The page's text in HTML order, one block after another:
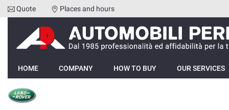
HOME
COMPANY
Quote Places and hours
HOME COMPANY HOW TO BUY OUR SERVICES
Your
consent
preferences
following
panel
allows
you